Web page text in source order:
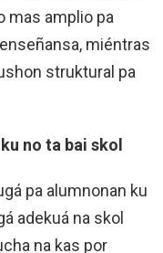
mas amplio pa
miéntras
struktural pa
no ta bai skol
pa alumnonan ku
adekuá na skol
na kas por